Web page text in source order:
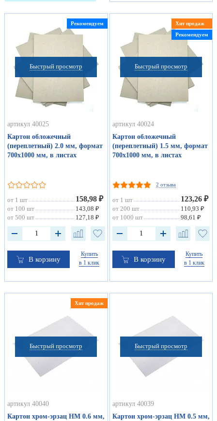
Быстрый просмотр
Рекомендуем
артикул 40025
Картон обложечный
(переплетный) 2.0 мм, формат
700х1000 мм, в листах
от 1 шт 158,98 ₽
от 100 шт
143,08 ₽
от 500 шт
127,18 ₽
В корзину
Купить
в 1 клик
Быстрый просмотр
Хит продаж
Рекомендуем
артикул 40024
Картон обложечный
(переплетный) 1.5 мм, формат
700х1000 мм, в листах
2 отзыва
от 1 шт 123,26 ₽
от 200 шт
110,93 ₽
от 1000 шт
98,61 ₽
В корзину
Купить
в 1 клик
Быстрый просмотр
Хит продаж
артикул 40040
Картон хром-эрзац НМ 0.6 мм,
Быстрый просмотр
артикул 40039
Картон хром-эрзац НМ 0.5 мм,